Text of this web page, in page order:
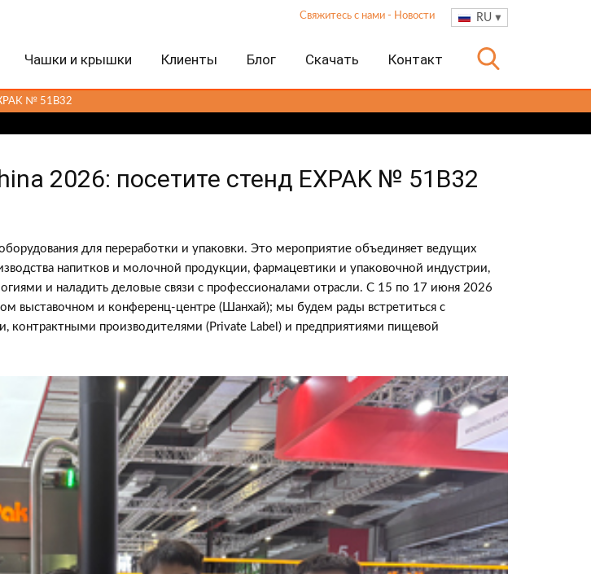
RU
Свяжитесь с нами - Новости
Чашки и крышки Клиенты Блог Скачать Контакт
№ ​​51B32
2026: посетите стенд EXPAK № ​​51B32
для переработки и упаковки. Это мероприятие объединяет ведущих
напитков и молочной продукции, фармацевтики и упаковочной индустрии,
и наладить деловые связи с профессионалами отрасли. С 15 по 17 июня 2026
выставочном и конференц-центре (Шанхай); мы будем рады встретиться с
контрактными производителями (Private Label) и предприятиями пищевой